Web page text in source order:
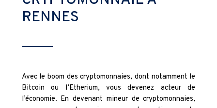
RENNES
Avec le boom des cryptomonnaies, dont notamment le
Bitcoin ou l’Etherium, vous devenez acteur de
l’économie. En devenant mineur de cryptomonnaies,